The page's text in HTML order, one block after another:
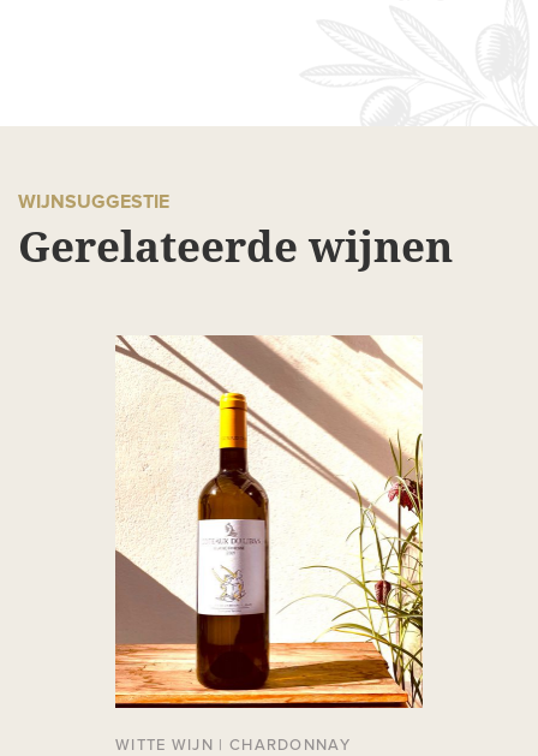
WIJNSUGGESTIE
Gerelateerde wijnen
WITTE WIJN | CHARDONNAY